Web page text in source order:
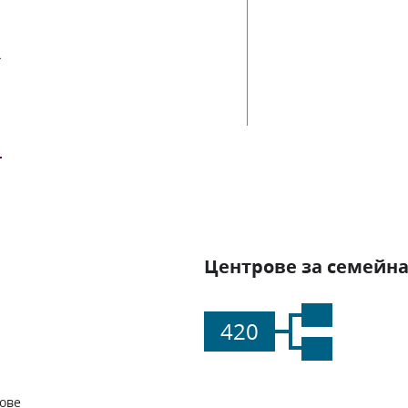
Центрове за
420